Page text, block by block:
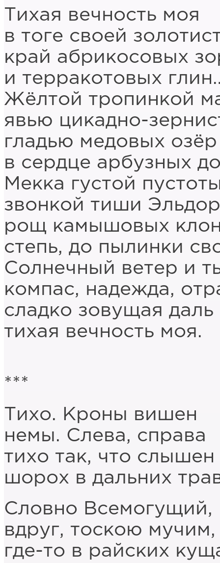
Тихая вечность моя
в тоге своей
край абрикосовых
и терракотовых
Жёлтой тропинкой
явью цикадно-
гладью медовых озёр
в сердце арбузных
Мекка густой
звонкой тиши
рощ камышовых
степь, до пылинки
Солнечный ветер и
компас, надежда,
сладко зовущая даль
тихая вечность моя.
***
Тихо. Кроны вишен
немы. Слева, справа
тихо так, что слышен
шорох в дальних
Словно Всемогущий,
вдруг, тоскою мучим,
где-то в райских